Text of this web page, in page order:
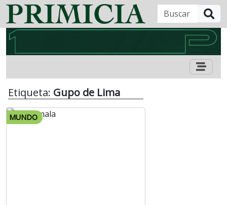
Etiqueta: Gupo de Lima
MUNDO